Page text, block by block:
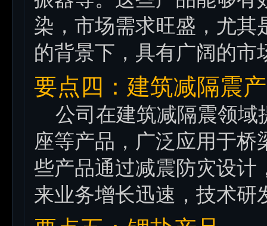
染，市场需求旺盛，尤其
的背景下，具有广阔的市
要点四：建筑减隔震
公司在建筑减隔震领域
座等产品，广泛应用于
些产品通过减震防灾设计
来业务增长迅速，技术研